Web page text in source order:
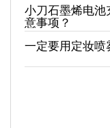
小刀石墨烯电
意事项？
一定要用定妆喷